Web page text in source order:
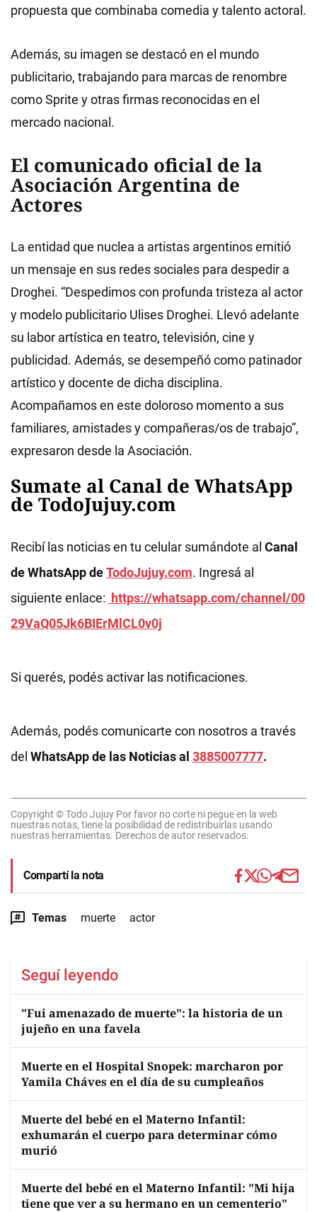
propuesta que combinaba comedia y talento actoral.
Además, su imagen se destacó en el mundo
publicitario, trabajando para marcas de renombre
como Sprite y otras firmas reconocidas en el
mercado nacional.
El comunicado oficial de la
Asociación Argentina de
Actores
La entidad que nuclea a artistas argentinos emitió
un mensaje en sus redes sociales para despedir a
Droghei. “Despedimos con profunda tristeza al actor
y modelo publicitario Ulises Droghei. Llevó adelante
su labor artística en teatro, televisión, cine y
publicidad. Además, se desempeñó como patinador
artístico y docente de dicha disciplina.
Acompañamos en este doloroso momento a sus
familiares, amistades y compañeras/os de trabajo”,
expresaron desde la Asociación.
Sumate al Canal de WhatsApp
de TodoJujuy.com
Recibí las noticias en tu celular sumándote al Canal
de WhatsApp deTodoJujuy.com. Ingresá al
siguiente enlace: https://whatsapp.com/channel/00
29VaQ05Jk6BIErMlCL0v0j
Si querés, podés activar las notificaciones.
Además, podés comunicarte con nosotros a través
del WhatsApp de las Noticias al 3885007777.
Copyright © Todo Jujuy Por favor no corte ni pegue en la web
nuestras notas, tiene la posibilidad de redistribuirlas usando
nuestras herramientas. Derechos de autor reservados.
Compartí la nota
Temas muerte actor
Seguí leyendo
"Fui amenazado de muerte": la historia de un
jujeño en una favela
Muerte en el Hospital Snopek: marcharon por
Yamila Cháves en el día de su cumpleaños
Muerte del bebé en el Materno Infantil:
exhumarán el cuerpo para determinar cómo
murió
Muerte del bebé en el Materno Infantil: "Mi hija
tiene que ver a su hermano en un cementerio"